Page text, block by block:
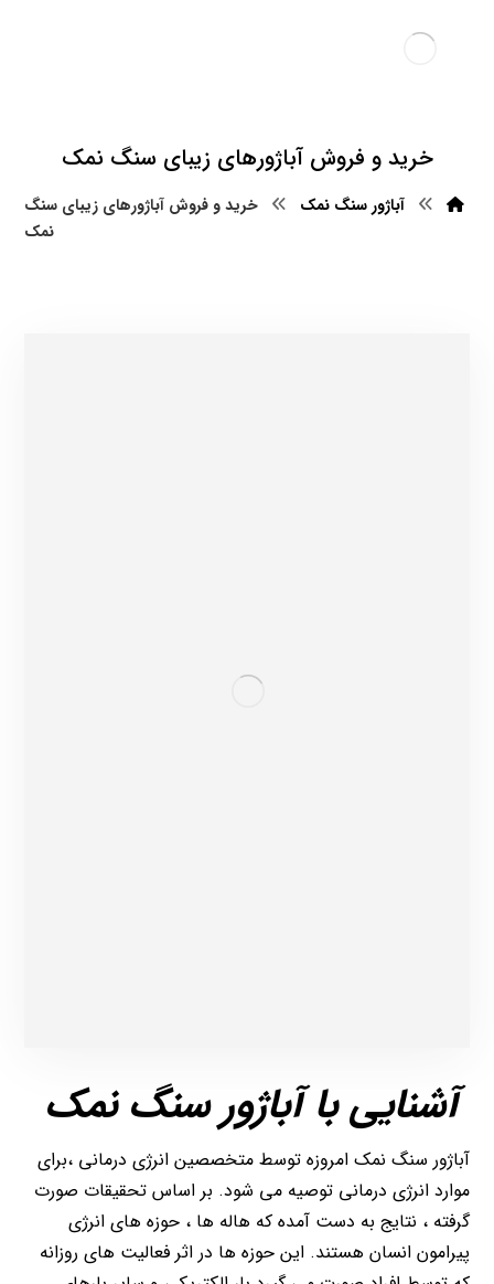
خرید و فروش آباژورهای زیبای سنگ نمک
آباژور سنگ نمک
خرید و فروش آباژورهای زیبای سنگ
نمک
آشنایی با آباژور سنگ نمک
آباژور سنگ نمک امروزه توسط متخصصین انرژی درمانی ،برای
موارد انرژی درمانی توصیه می شود. بر اساس تحقیقات صورت
گرفته ، نتایج به دست آمده که هاله ها ، حوزه های انرژی
پیرامون انسان هستند. این حوزه ها در اثر فعالیت های روزانه